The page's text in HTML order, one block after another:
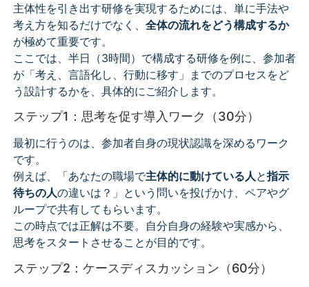
主体性を引き出す研修を実現するためには、単に手法や
考え方を知るだけでなく、 全体の流れをどう構成するか
が極めて重要です。
ここでは、半日（3時間）で構成する研修を例に、参加者
が「考え、言語化し、行動に移す」までのプロセスをど
う設計するかを、具体的にご紹介します。
ステップ1：思考を促す導入ワーク（30分）
最初に行うのは、参加者自身の現状認識を深めるワーク
です。
例えば、「あなたの職場で主体的に動けている人と指示
待ちの人の違いは？」という問いを投げかけ、ペアやグ
ループで共有してもらいます。
この時点では正解は不要。自分自身の経験や実感から、
思考をスタートさせることが目的です。
ステップ2：ケースディスカッション（60分）